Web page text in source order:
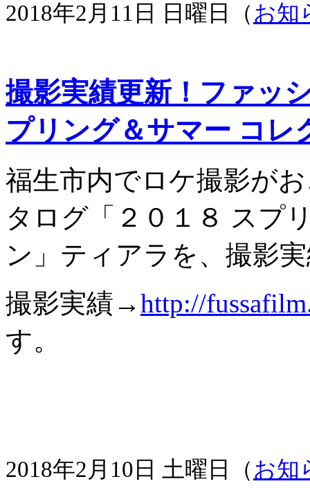
2018年2月11日 日曜日（お知
撮影実績更新！ファッ
プリング＆サマー コレ
福生市内でロケ撮影が
タログ「２０１８ スプ
ン」ティアラを、撮影
撮影実績→http://
す。
2018年2月10日 土曜日（お知